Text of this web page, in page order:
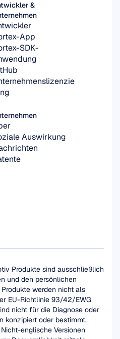
&
App
SDK-
Auswirkung
Produkte sind ausschließlich
und den persönlichen
werden nicht als
EU-Richtlinie 93/42/EWG
nicht für die Diagnose oder
konzipiert oder bestimmt.
englische Versionen